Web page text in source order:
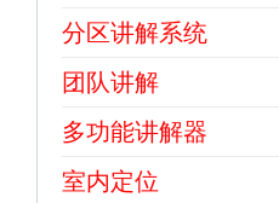
分区讲解系统
团队讲解
多功能讲解器
室内定位